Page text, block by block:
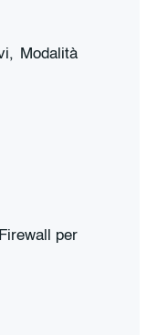
Modalità
per